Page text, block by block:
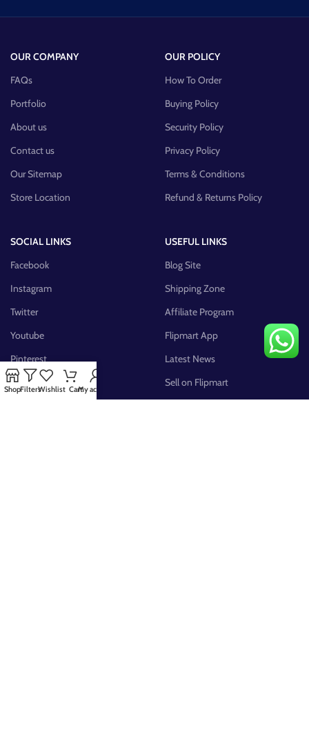
OUR COMPANY
FAQs
Portfolio
About us
Contact us
Our Sitemap
Store Location
OUR POLICY
How To Order
Buying Policy
Security Policy
Privacy Policy
Terms & Conditions
Refund & Returns Policy
SOCIAL LINKS
Facebook
Instagram
Twitter
Youtube
Pinterest
FB Group
USEFUL LINKS
Blog Site
Shipping Zone
Affiliate Program
Flipmart App
Latest News
Sell on Flipmart
ShopFiltersWishlist CartMy account